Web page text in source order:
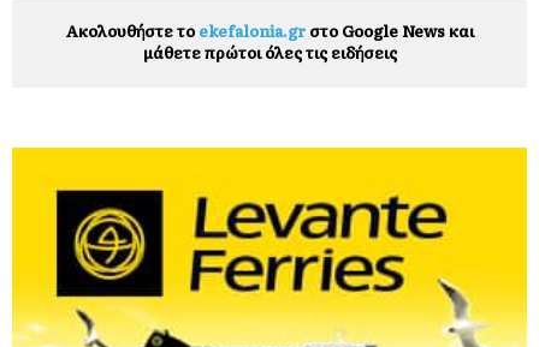
Ακολουθήστε το ekefalonia.grστο Google News και
μάθετε πρώτοι όλες τις ειδήσεις